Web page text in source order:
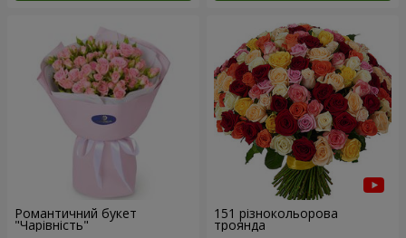
Романтичний букет
"Чарівність"
151 різнокольорова
троянда